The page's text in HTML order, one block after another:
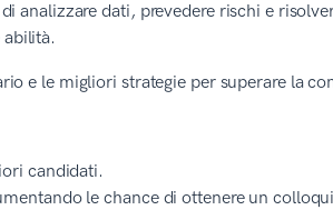
analizzare dati, prevedere rischi e
e le migliori strategie per superare la
candidati.
le chance di ottenere un